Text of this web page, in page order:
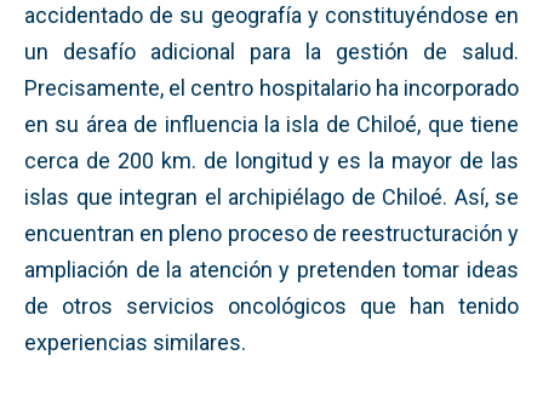
accidentado de su geografía y constituyéndose en
un desafío adicional para la gestión de salud.
Precisamente, el centro hospitalario ha incorporado
en su área de influencia la isla de Chiloé, que tiene
cerca de 200 km. de longitud y es la mayor de las
islas que integran el archipiélago de Chiloé. Así, se
encuentran en pleno proceso de reestructuración y
ampliación de la atención y pretenden tomar ideas
de otros servicios oncológicos que han tenido
experiencias similares.